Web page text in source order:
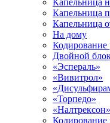
Капельница
Капельница
Капельница
На дому
Кодирование
Двойной
«Эспераль»
«Вивитрол»
«Торпедо»
«Налтрексон»
Кодирование